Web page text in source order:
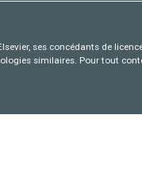
ses concédants de
similaires. Pour tout